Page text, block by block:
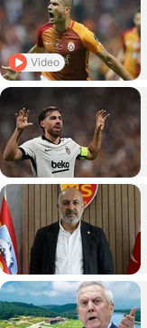
Video